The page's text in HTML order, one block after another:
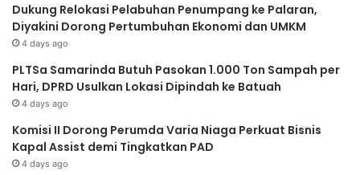
Dukung Relokasi Pelabuhan Penumpang ke Palaran,
Diyakini Dorong Pertumbuhan Ekonomi dan UMKM
4 days ago
PLTSa Samarinda Butuh Pasokan 1.000 Ton Sampah per
Hari, DPRD Usulkan Lokasi Dipindah ke Batuah
4 days ago
Komisi II Dorong Perumda Varia Niaga Perkuat Bisnis
Kapal Assist demi Tingkatkan PAD
4 days ago